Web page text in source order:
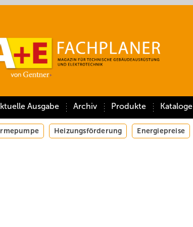
Ausgabe Archiv Produkte Kataloge
Heizungsförderung Energiepreise